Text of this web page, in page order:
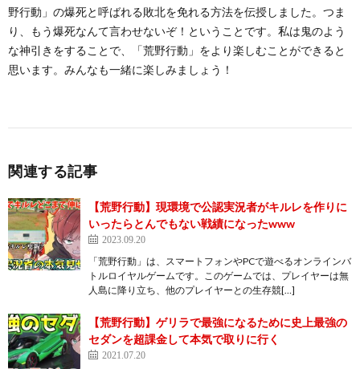
野行動」の爆死と呼ばれる敗北を免れる方法を伝授しました。つま
り、もう爆死なんて言わせないぞ！ということです。私は鬼のよう
な神引きをすることで、「荒野行動」をより楽しむことができると
思います。みんなも一緒に楽しみましょう！
関連する記事
【荒野行動】現環境で公認実況者がキルレを作りに
いったらとんでもない戦績になったwww
2023.09.20
「荒野行動」は、スマートフォンやPCで遊べるオンラインバ
トルロイヤルゲームです。このゲームでは、プレイヤーは無
人島に降り立ち、他のプレイヤーとの生存競[…]
【荒野行動】ゲリラで最強になるために史上最強の
セダンを超課金して本気で取りに行く
2021.07.20